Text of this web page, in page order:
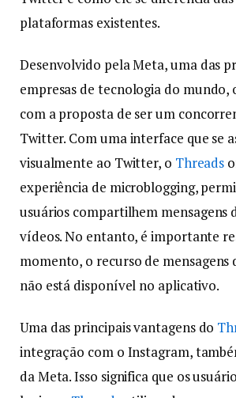
plataformas existentes.
Desenvolvido pela Meta, uma das
empresas de tecnologia do mundo,
com a proposta de ser um
Twitter. Com uma interface que se
visualmente ao Twitter, o Threads
experiência de microblogging,
usuários compartilhem mensagens
vídeos. No entanto, é importante
momento, o recurso de mensagens
não está disponível no aplicativo.
Uma das principais vantagens do
integração com o Instagram,
da Meta. Isso significa que os